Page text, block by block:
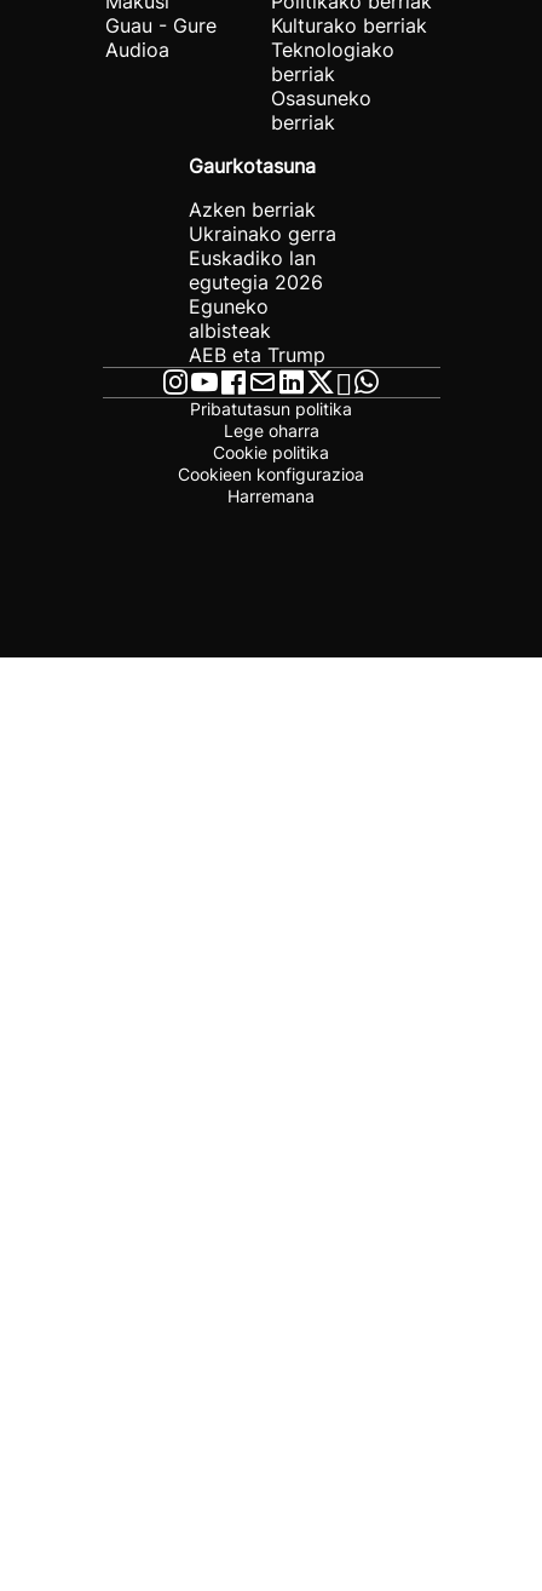
Guau - Gure
Audioa
Kulturako berriak
Teknologiako
berriak
Osasuneko
berriak
Gaurkotasuna
Azken berriak
Ukrainako gerra
Euskadiko lan
egutegia 2026
Eguneko
albisteak
AEB eta Trump
Pribatutasun politika
Lege oharra
Cookie politika
Cookieen konfigurazioa
Harremana